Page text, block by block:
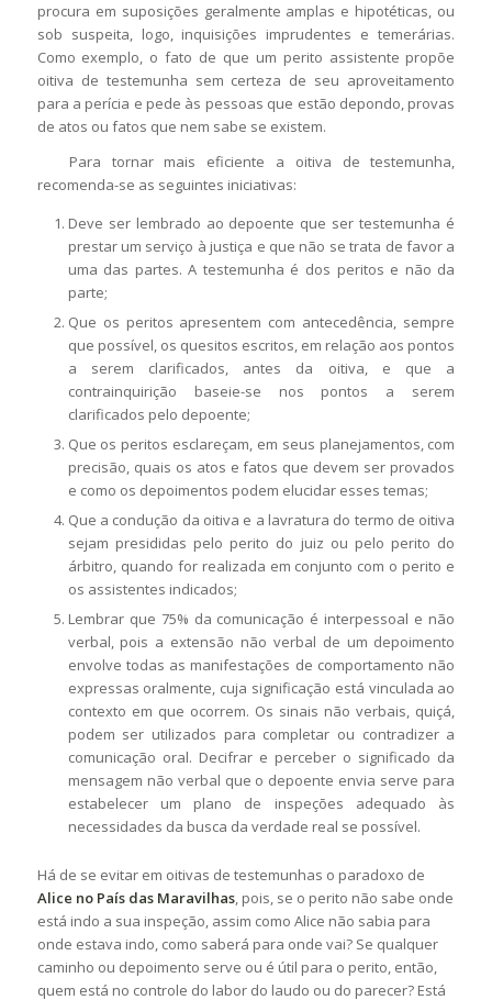
procura em suposições geralmente amplas e hipotéticas, ou
sob suspeita, logo, inquisições imprudentes e temerárias.
Como exemplo, o fato de que um perito assistente propõe
oitiva de testemunha sem certeza de seu aproveitamento
para a perícia e pede às pessoas que estão depondo, provas
de atos ou fatos que nem sabe se existem.
Para tornar mais eficiente a oitiva de testemunha,
recomenda-se as seguintes iniciativas:
Deve ser lembrado ao depoente que ser testemunha é
prestar um serviço à justiça e que não se trata de favor a
uma das partes. A testemunha é dos peritos e não da
parte;
Que os peritos apresentem com antecedência, sempre
que possível, os quesitos escritos, em relação aos pontos
a serem clarificados, antes da oitiva, e que a
contrainquirição baseie-se nos pontos a serem
clarificados pelo depoente;
Que os peritos esclareçam, em seus planejamentos, com
precisão, quais os atos e fatos que devem ser provados
e como os depoimentos podem elucidar esses temas;
Que a condução da oitiva e a lavratura do termo de oitiva
sejam presididas pelo perito do juiz ou pelo perito do
árbitro, quando for realizada em conjunto com o perito e
os assistentes indicados;
Lembrar que 75% da comunicação é interpessoal e não
verbal, pois a extensão não verbal de um depoimento
envolve todas as manifestações de comportamento não
expressas oralmente, cuja significação está vinculada ao
contexto em que ocorrem. Os sinais não verbais, quiçá,
podem ser utilizados para completar ou contradizer a
comunicação oral. Decifrar e perceber o significado da
mensagem não verbal que o depoente envia serve para
estabelecer um plano de inspeções adequado às
necessidades da busca da verdade real se possível.
Há de se evitar em oitivas de testemunhas o paradoxo de
Alice no País das Maravilhas, pois, se o perito não sabe onde
está indo a sua inspeção, assim como Alice não sabia para
onde estava indo, como saberá para onde vai? Se qualquer
caminho ou depoimento serve ou é útil para o perito, então,
quem está no controle do labor do laudo ou do parecer? Está